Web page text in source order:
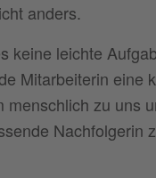
anders.
keine leichte
Mitarbeiterin eine
menschlich zu uns
Nachfolgerin